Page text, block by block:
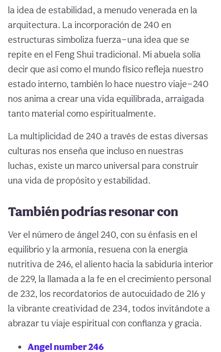
la idea de estabilidad, a menudo venerada en la
arquitectura. La incorporación de 240 en
estructuras simboliza fuerza—una idea que se
repite en el Feng Shui tradicional. Mi abuela solía
decir que así como el mundo físico refleja nuestro
estado interno, también lo hace nuestro viaje—240
nos anima a crear una vida equilibrada, arraigada
tanto material como espiritualmente.
La multiplicidad de 240 a través de estas diversas
culturas nos enseña que incluso en nuestras
luchas, existe un marco universal para construir
una vida de propósito y estabilidad.
También podrías resonar con
Ver el número de ángel 240, con su énfasis en el
equilibrio y la armonía, resuena con la energía
nutritiva de 246, el aliento hacia la sabiduría interior
de 229, la llamada a la fe en el crecimiento personal
de 232, los recordatorios de autocuidado de 216 y
la vibrante creatividad de 234, todos invitándote a
abrazar tu viaje espiritual con confianza y gracia.
Angel number 246